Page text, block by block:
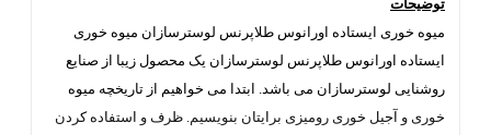
توضیحات
میوه خوری ایستاده اورانوس طلاپرنس لوسترسازان میوه خوری
ایستاده اورانوس طلاپرنس لوسترسازان یک محصول زیبا از صنایع
روشنایی لوسترسازان می باشد. ابتدا می خواهیم از تاریخچه میوه
خوری و آجیل خوری رومیزی برایتان بنویسیم. ظرف و استفاده کردن